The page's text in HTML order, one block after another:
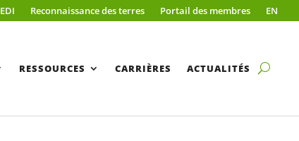
EDI Reconnaissance des terres Portail des membres EN
RESSOURCES CARRIÈRES ACTUALITÉS